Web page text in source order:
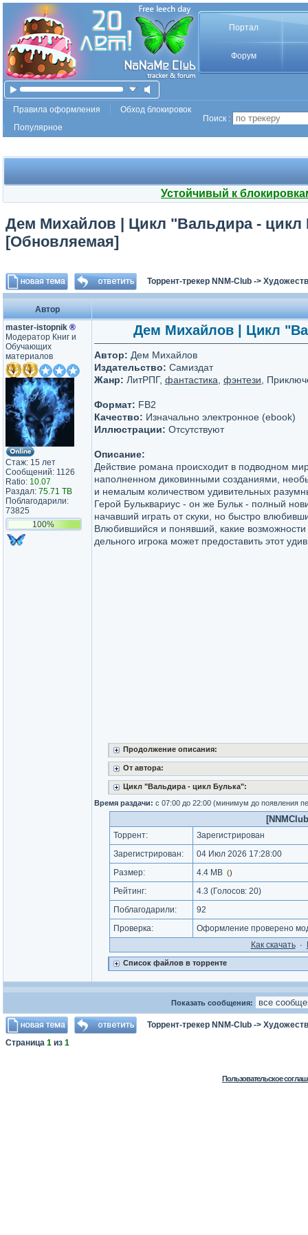
Портал
Форум
Правила оформления
Обход блокировок
Популярное
Поиск :
Устойчивый к
Дем Михайлов | Цикл "Вальдира - цикл
[Обновляемая]
Торрент-трекер NNM-Club ->
Автор
master-istopnik ®
Модератор Книг и
Обучающих
материалов
Стаж: 15 лет
Сообщений: 1126
Ratio: 10.07
Раздал: 75.71 TB
Поблагодарили:
73825
100%
Дем Михайлов | Цикл
Автор: Дем Михайлов
Издательство: Самиздат
Жанр: ЛитРПГ, фантастика фэнтези ,
Формат: FB2
Качество: Изначально электронное (ebook)
Иллюстрации: Отсутствуют
Описание:
Действие романа происходит в подводном
наполненном диковинными созданиями,
и немалым количеством удивительных
Герой Бульквариус - он же Бульк - полный
начавший играть от скуки, но быстро
Влюбившийся и понявший, какие
дельного игрока может предоставить этот
Продолжение описания:
От автора:
Цикл "Вальдира - цикл Булька":
Время раздачи: с 07:00 до 22:00 (минимум до появления
Торрент:
Зарегистрирован
Зарегистрирован:
04 Июл 2026 17:28:00
Размер:
4.4 MB ()
Рейтинг: 4.3 (Голосов: 20)
Поблагодарили:
92
Проверка:
Оформление проверено
Как cкачать·
Список файлов в торренте
Показать сообщения:
Торрент-трекер NNM-Club ->
Страница 1 из 1
Пользовательское